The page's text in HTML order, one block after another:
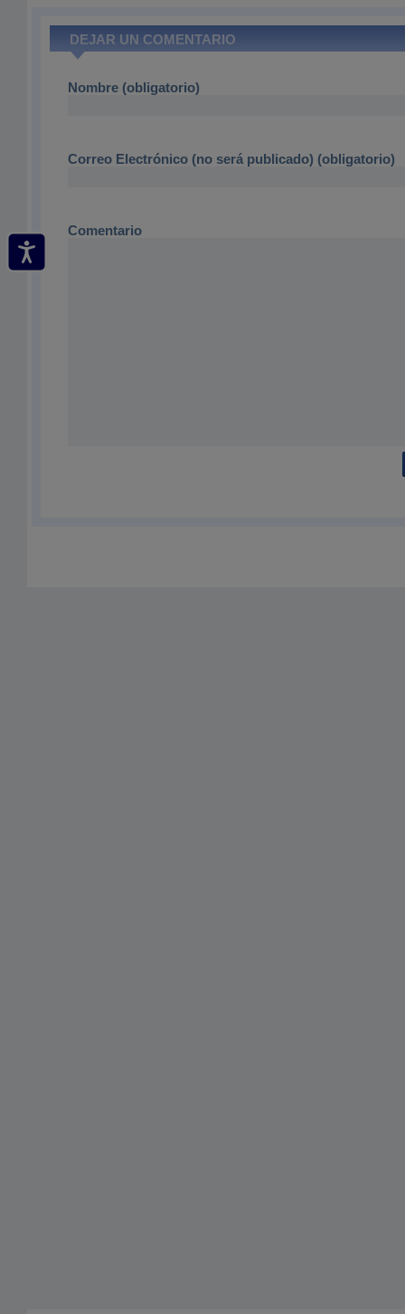
DEJAR UN COMENTARIO
Nombre (obligatorio)
Correo Electrónico (no será publicado) (obligatorio)
Comentario